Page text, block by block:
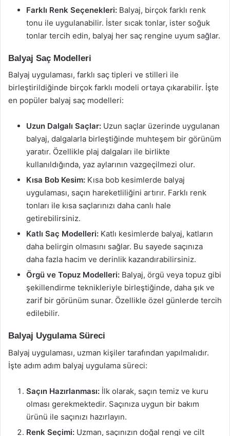
Farklı Renk Seçenekleri: Balyaj, birçok farklı renk
tonu ile uygulanabilir. İster sıcak tonlar, ister soğuk
tonlar tercih edin, balyaj her saç rengine uyum sağlar.
Balyaj Saç Modelleri
Balyaj uygulaması, farklı saç tipleri ve stilleri ile
birleştirildiğinde birçok farklı modeli ortaya çıkarabilir. İşte
en popüler balyaj saç modelleri:
Uzun Dalgalı Saçlar: Uzun saçlar üzerinde uygulanan
balyaj, dalgalarla birleştiğinde muhteşem bir görünüm
yaratır. Özellikle plaj dalgaları ile birlikte
kullanıldığında, yaz aylarının vazgeçilmezi olur.
Kısa Bob Kesim: Kısa bob kesimlerde balyaj
uygulaması, saçın hareketliliğini artırır. Farklı renk
tonları ile kısa saçlarınızı daha canlı hale
getirebilirsiniz.
Katlı Saç Modelleri: Katlı kesimlerde balyaj, katların
daha belirgin olmasını sağlar. Bu sayede saçınıza
daha fazla hacim ve derinlik kazandırabilirsiniz.
Örgü ve Topuz Modelleri: Balyaj, örgü veya topuz gibi
şekillendirme teknikleriyle birleştiğinde, daha şık ve
zarif bir görünüm sunar. Özellikle özel günlerde tercih
edilebilir.
Balyaj Uygulama Süreci
Balyaj uygulaması, uzman kişiler tarafından yapılmalıdır.
İşte adım adım balyaj uygulama süreci:
Saçın Hazırlanması: İlk olarak, saçın temiz ve kuru
olması gerekmektedir. Saçınıza uygun bir bakım
ürünü ile saçınızı hazırlayın.
Renk Seçimi: Uzman, saçınızın doğal rengi ve cilt